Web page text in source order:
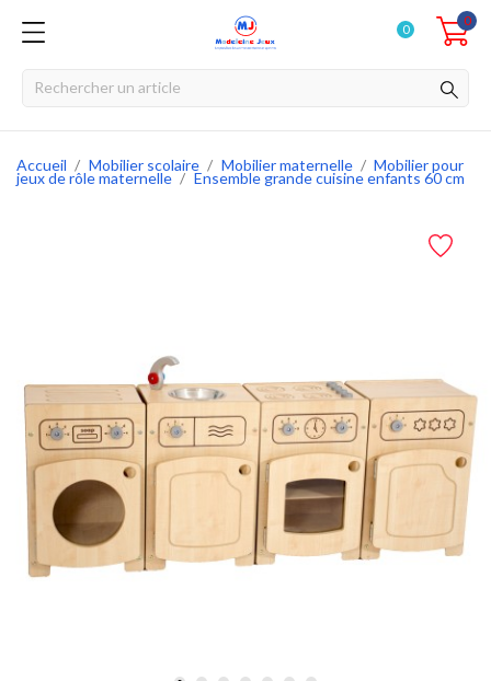
0
0
Accueil Mobilier scolaire Mobilier maternelle Mobilier pour
jeux de rôle maternelle Ensemble grande cuisine enfants 60 cm